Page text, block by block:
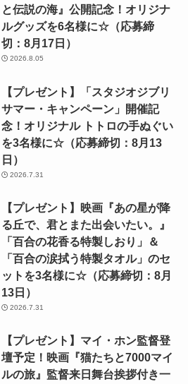
と伝説の海』公開記念！オリジナ
ルグッズを6名様に☆（応募締
切：8月17日）
2026.8.05
【プレゼント】「スタジオジブリ
サマー・キャンペーン」開催記
念！オリジナル トトロの手ぬぐい
を3名様に☆（応募締切：8月13
日）
2026.7.31
【プレゼント】映画『あの星が降
る丘で、君とまた出会いたい。』
「百合の花香る特製しおり」＆
「百合の涙拭う特製タオル」のセ
ットを3名様に☆（応募締切：8月
13日）
2026.7.31
【プレゼント】マイ・ホン監督登
壇予定！映画『猫たちと7000マイ
ルの旅』監督来日舞台挨拶付き一